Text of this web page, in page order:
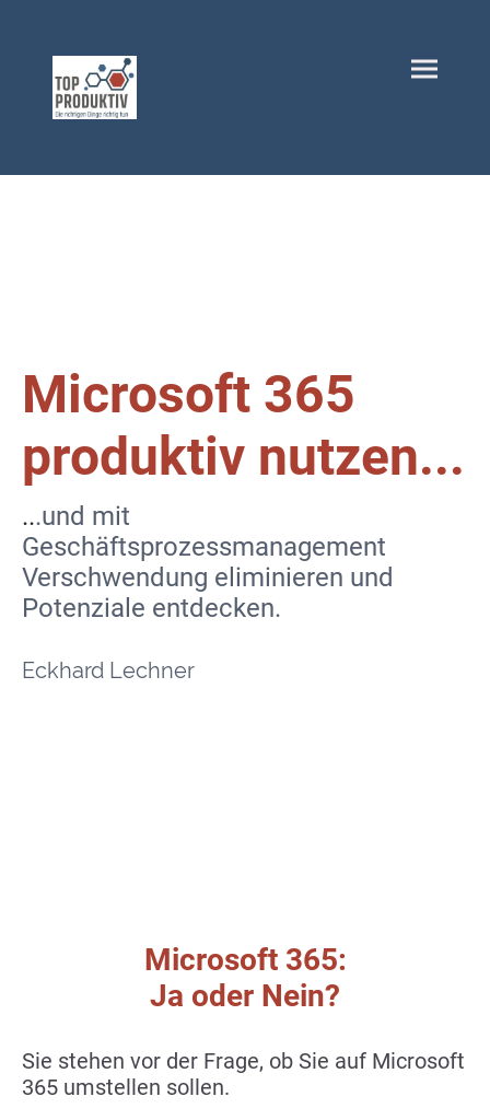
Microsoft 365
produktiv nutzen...
...und mit
Geschäftsprozessmanagement
Verschwendung eliminieren und
Potenziale entdecken.
Eckhard Lechner
Microsoft 365:
Ja oder Nein?
Sie stehen vor der Frage, ob Sie auf Microsoft
365 umstellen sollen.